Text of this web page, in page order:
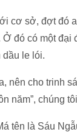
cơ sở, đợt đó
đó có một đại
dầu le lói.
nên cho trinh
năm”, chúng
tên là Sáu